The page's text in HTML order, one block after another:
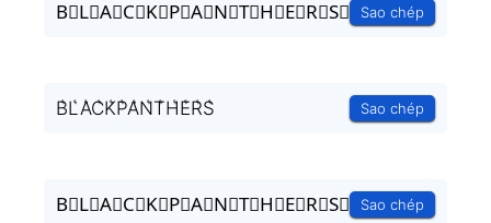
B⃗L⃗A⃗C⃗K⃗P⃗A⃗N⃗T⃗H⃗E⃗R⃗S⃗ Sao chép
B͛L͛A͛C͛K͛P͛A͛N͛T͛H͛E͛R͛S͛ Sao chép
B⃒L⃒A⃒C⃒K⃒P⃒A⃒N⃒T⃒H⃒E⃒R⃒S⃒ Sao chép